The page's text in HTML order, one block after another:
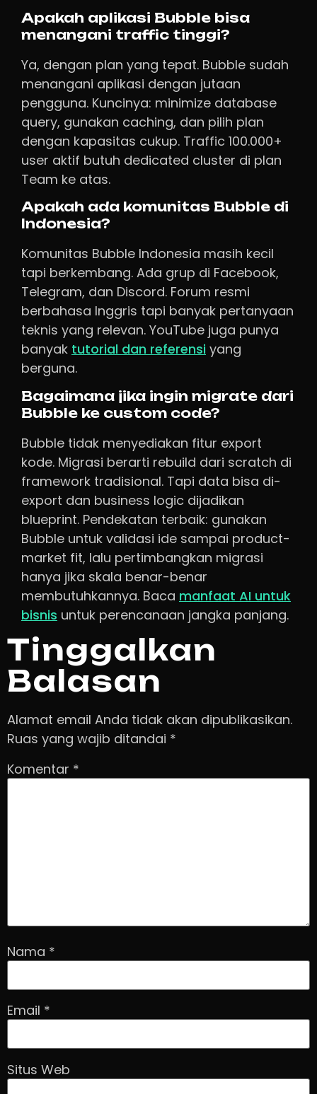
Apakah aplikasi Bubble bisa
menangani traffic tinggi?
Ya, dengan plan yang tepat. Bubble sudah
menangani aplikasi dengan jutaan
pengguna. Kuncinya: minimize database
query, gunakan caching, dan pilih plan
dengan kapasitas cukup. Traffic 100.000+
user aktif butuh dedicated cluster di plan
Team ke atas.
Apakah ada komunitas Bubble di
Indonesia?
Komunitas Bubble Indonesia masih kecil
tapi berkembang. Ada grup di Facebook,
Telegram, dan Discord. Forum resmi
berbahasa Inggris tapi banyak pertanyaan
teknis yang relevan. YouTube juga punya
banyak tutorial dan referensi yang
berguna.
Bagaimana jika ingin migrate dari
Bubble ke custom code?
Bubble tidak menyediakan fitur export
kode. Migrasi berarti rebuild dari scratch di
framework tradisional. Tapi data bisa di-
export dan business logic dijadikan
blueprint. Pendekatan terbaik: gunakan
Bubble untuk validasi ide sampai product-
market fit, lalu pertimbangkan migrasi
hanya jika skala benar-benar
membutuhkannya. Baca manfaat AI untuk
bisnis untuk perencanaan jangka panjang.
Tinggalkan
Balasan
Alamat email Anda tidak akan dipublikasikan.
Ruas yang wajib ditandai *
Komentar *
Nama *
Email *
Situs Web